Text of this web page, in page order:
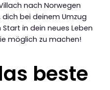
nach Norwegen
bei deinem Umzug
in dein neues Leben
möglich zu machen!
beste